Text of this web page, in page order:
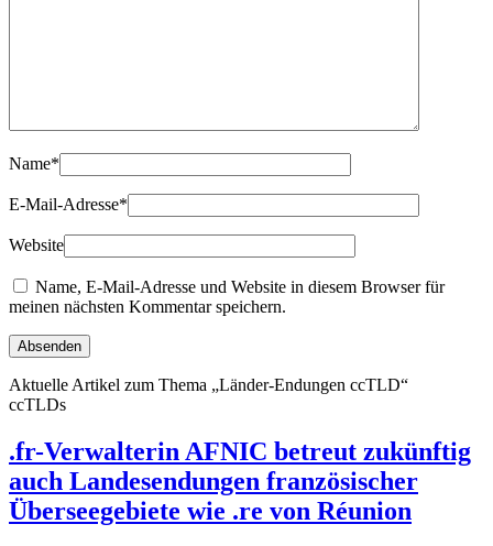
Name*
E-Mail-Adresse*
Website
Name, E-Mail-Adresse und Website in diesem Browser für
meinen nächsten Kommentar speichern.
Aktuelle Artikel zum Thema „Länder-Endungen ccTLD“
ccTLDs
.fr-Verwalterin AFNIC betreut zukünftig
auch Landesendungen französischer
Überseegebiete wie .re von Réunion